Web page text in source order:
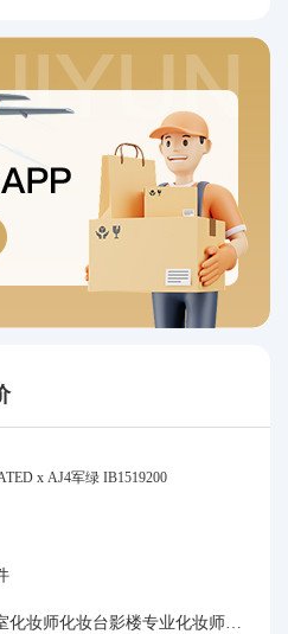
x AJ4军绿 IB1519200
现代婚纱彩妆美容院工作室化妆师化妆台影楼专业化妆师专用梳妆台